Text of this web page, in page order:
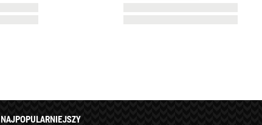
NAJPOPULARNIEJSZY